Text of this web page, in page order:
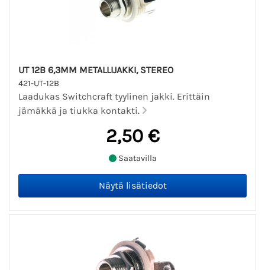
UT 12B 6,3MM METALLIJAKKI, STEREO
421-UT-12B
Laadukas Switchcraft tyylinen jakki. Erittäin
jämäkkä ja tiukka kontakti.
2,50 €
Saatavilla